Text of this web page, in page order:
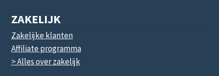
ZAKELIJK
Zakelijke klanten
Affiliate programma
> Alles over zakelijk